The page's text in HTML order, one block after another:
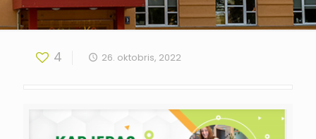
4 26. oktobris, 2022